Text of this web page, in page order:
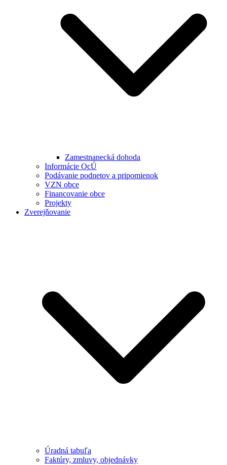
Zamestnanecká dohoda
Informácie OcÚ
Podávanie podnetov a pripomienok
VZN obce
Financovanie obce
Projekty
Zverejňovanie
Úradná tabuľa
Faktúry, zmluvy, objednávky